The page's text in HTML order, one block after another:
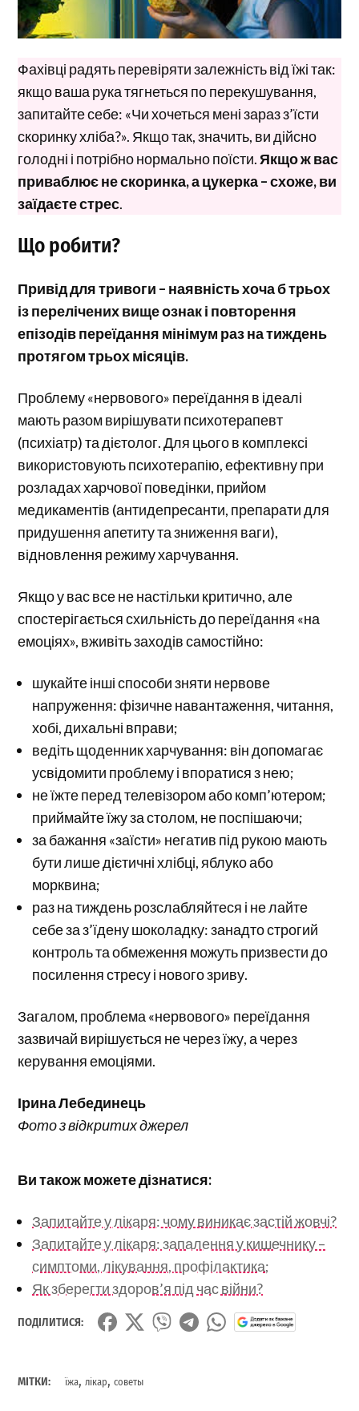
Фахівці радять перевіряти залежність від їжі так:
якщо ваша рука тягнеться по перекушування,
запитайте себе: «Чи хочеться мені зараз з’їсти
скоринку хліба?». Якщо так, значить, ви дійсно
голодні і потрібно нормально поїсти. Якщо ж вас
приваблює не скоринка, а цукерка – схоже, ви
заїдаєте стрес.
Що робити?
Привід для тривоги – наявність хоча б трьох
із перелічених вище ознак і повторення
епізодів переїдання мінімум раз на тиждень
протягом трьох місяців.
Проблему «нервового» переїдання в ідеалі
мають разом вирішувати психотерапевт
(психіатр) та дієтолог. Для цього в комплексі
використовують психотерапію, ефективну при
розладах харчової поведінки, прийом
медикаментів (антидепресанти, препарати для
придушення апетиту та зниження ваги),
відновлення режиму харчування.
Якщо у вас все не настільки критично, але
спостерігається схильність до переїдання «на
емоціях», вживіть заходів самостійно:
шукайте інші способи зняти нервове
напруження: фізичне навантаження, читання,
хобі, дихальні вправи;
ведіть щоденник харчування: він допомагає
усвідомити проблему і впоратися з нею;
не їжте перед телевізором або комп’ютером;
приймайте їжу за столом, не поспішаючи;
за бажання «заїсти» негатив під рукою мають
бути лише дієтичні хлібці, яблуко або
морквина;
раз на тиждень розслабляйтеся і не лайте
себе за з’їдену шоколадку: занадто строгий
контроль та обмеження можуть призвести до
посилення стресу і нового зриву.
Загалом, проблема «нервового» переїдання
зазвичай вирішується не через їжу, а через
керування емоціями.
Ірина Лебединець
Фото з відкритих джерел
Ви також можете дізнатися:
Запитайте у лікаря: чому виникає застій жовчі?
Запитайте у лікаря: запалення у кишечнику –
симптоми, лікування, профілактика;
Як зберегти здоров’я під час війни?
ПОДІЛИТИСЯ:
МІТКИ: їжа,лікар,советы